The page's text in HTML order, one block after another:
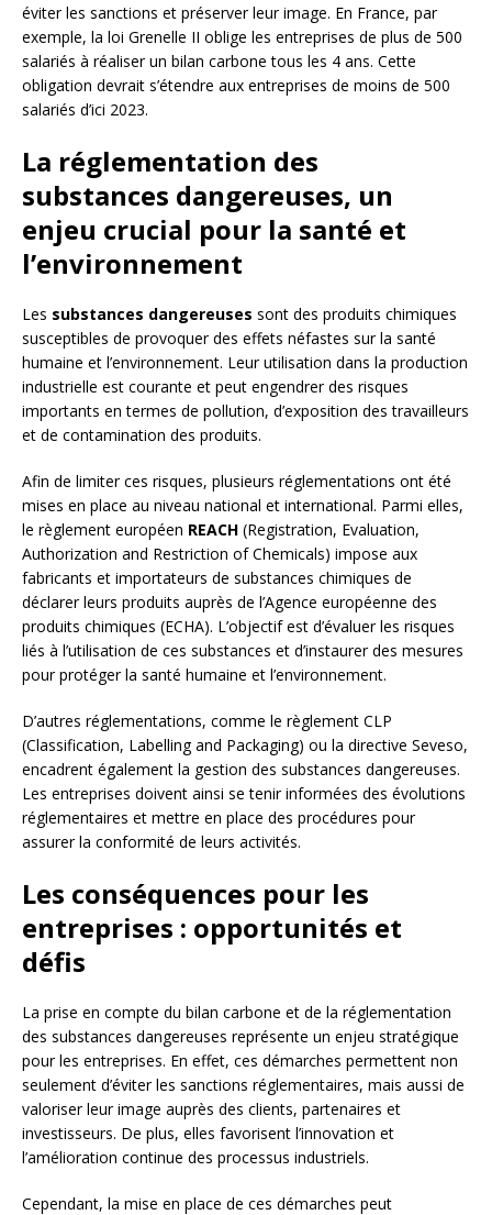
éviter les sanctions et préserver leur image. En France, par
exemple, la loi Grenelle II oblige les entreprises de plus de 500
salariés à réaliser un bilan carbone tous les 4 ans. Cette
obligation devrait s’étendre aux entreprises de moins de 500
salariés d’ici 2023.
La réglementation des
substances dangereuses, un
enjeu crucial pour la santé et
l’environnement
Les substances dangereuses sont des produits chimiques
susceptibles de provoquer des effets néfastes sur la santé
humaine et l’environnement. Leur utilisation dans la production
industrielle est courante et peut engendrer des risques
importants en termes de pollution, d’exposition des travailleurs
et de contamination des produits.
Afin de limiter ces risques, plusieurs réglementations ont été
mises en place au niveau national et international. Parmi elles,
le règlement européen REACH (Registration, Evaluation,
Authorization and Restriction of Chemicals) impose aux
fabricants et importateurs de substances chimiques de
déclarer leurs produits auprès de l’Agence européenne des
produits chimiques (ECHA). L’objectif est d’évaluer les risques
liés à l’utilisation de ces substances et d’instaurer des mesures
pour protéger la santé humaine et l’environnement.
D’autres réglementations, comme le règlement CLP
(Classification, Labelling and Packaging) ou la directive Seveso,
encadrent également la gestion des substances dangereuses.
Les entreprises doivent ainsi se tenir informées des évolutions
réglementaires et mettre en place des procédures pour
assurer la conformité de leurs activités.
Les conséquences pour les
entreprises : opportunités et
défis
La prise en compte du bilan carbone et de la réglementation
des substances dangereuses représente un enjeu stratégique
pour les entreprises. En effet, ces démarches permettent non
seulement d’éviter les sanctions réglementaires, mais aussi de
valoriser leur image auprès des clients, partenaires et
investisseurs. De plus, elles favorisent l’innovation et
l’amélioration continue des processus industriels.
Cependant, la mise en place de ces démarches peut